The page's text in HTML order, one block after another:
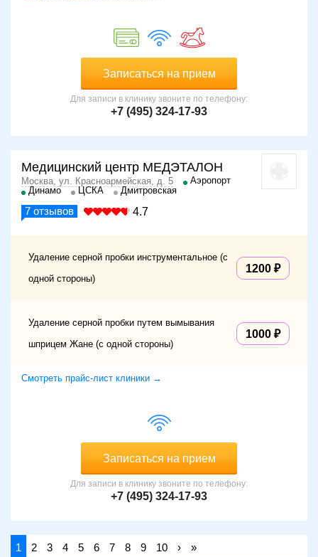
Записаться на прием
Для записи в клинику звоните по телефону:
+7 (495) 324-17-93
Медицинский центр МЕДЭТАЛОН
Москва, ул. Красноармейская, д. 5
Аэропорт
Динамо
ЦСКА Дмитровская
7 отзывов 4.7
Удаление серной пробки инструментальное (с
одной стороны)
1200
Удаление серной пробки путем вымывания
шприцем Жане (с одной стороны)
1000
Смотреть прайс-лист клиники →
Записаться на прием
Для записи в клинику звоните по телефону:
+7 (495) 324-17-93
1 2 3 4 5 6 7 8 9 10 › »